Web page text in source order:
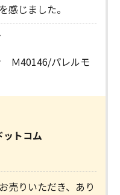
感じました。
Ｍ40146/パレルモ
ットコム
売りいただき、あり